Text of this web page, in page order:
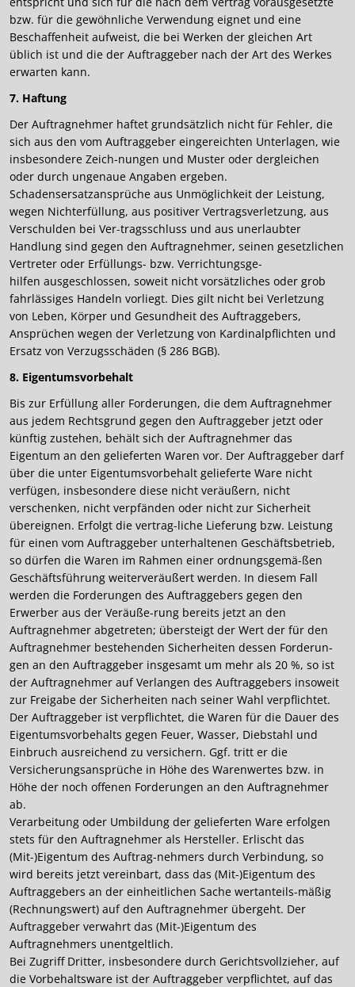
bzw. für die gewöhnliche Verwendung eignet und eine
Beschaffenheit aufweist, die bei Werken der gleichen Art
üblich ist und die der Auftraggeber nach der Art des Werkes
erwarten kann.
7. Haftung
Der Auftragnehmer haftet grundsätzlich nicht für Fehler, die
sich aus den vom Auftraggeber eingereichten Unterlagen, wie
insbesondere Zeich-nungen und Muster oder dergleichen
oder durch ungenaue Angaben ergeben.
Schadensersatzansprüche aus Unmöglichkeit der Leistung,
wegen Nichterfüllung, aus positiver Vertragsverletzung, aus
Verschulden bei Ver-tragsschluss und aus unerlaubter
Handlung sind gegen den Auftragnehmer, seinen gesetzlichen
Vertreter oder Erfüllungs- bzw. Verrichtungsge-
hilfen ausgeschlossen, soweit nicht vorsätzliches oder grob
fahrlässiges Handeln vorliegt. Dies gilt nicht bei Verletzung
von Leben, Körper und Gesundheit des Auftraggebers,
Ansprüchen wegen der Verletzung von Kardinalpflichten und
Ersatz von Verzugsschäden (§ 286 BGB).
8. Eigentumsvorbehalt
Bis zur Erfüllung aller Forderungen, die dem Auftragnehmer
aus jedem Rechtsgrund gegen den Auftraggeber jetzt oder
künftig zustehen, behält sich der Auftragnehmer das
Eigentum an den gelieferten Waren vor. Der Auftraggeber darf
über die unter Eigentumsvorbehalt gelieferte Ware nicht
verfügen, insbesondere diese nicht veräußern, nicht
verschenken, nicht verpfänden oder nicht zur Sicherheit
übereignen. Erfolgt die vertrag-liche Lieferung bzw. Leistung
für einen vom Auftraggeber unterhaltenen Geschäftsbetrieb,
so dürfen die Waren im Rahmen einer ordnungsgemä-ßen
Geschäftsführung weiterveräußert werden. In diesem Fall
werden die Forderungen des Auftraggebers gegen den
Erwerber aus der Veräuße-rung bereits jetzt an den
Auftragnehmer abgetreten; übersteigt der Wert der für den
Auftragnehmer bestehenden Sicherheiten dessen Forderun-
gen an den Auftraggeber insgesamt um mehr als 20 %, so ist
der Auftragnehmer auf Verlangen des Auftraggebers insoweit
zur Freigabe der Sicherheiten nach seiner Wahl verpflichtet.
Der Auftraggeber ist verpflichtet, die Waren für die Dauer des
Eigentumsvorbehalts gegen Feuer, Wasser, Diebstahl und
Einbruch ausreichend zu versichern. Ggf. tritt er die
Versicherungsansprüche in Höhe des Warenwertes bzw. in
Höhe der noch offenen Forderungen an den Auftragnehmer
ab.
Verarbeitung oder Umbildung der gelieferten Ware erfolgen
stets für den Auftragnehmer als Hersteller. Erlischt das
(Mit-)Eigentum des Auftrag-nehmers durch Verbindung, so
wird bereits jetzt vereinbart, dass das (Mit-)Eigentum des
Auftraggebers an der einheitlichen Sache wertanteils-mäßig
(Rechnungswert) auf den Auftragnehmer übergeht. Der
Auftraggeber verwahrt das (Mit-)Eigentum des
Auftragnehmers unentgeltlich.
Bei Zugriff Dritter, insbesondere durch Gerichtsvollzieher, auf
die Vorbehaltsware ist der Auftraggeber verpflichtet, auf das